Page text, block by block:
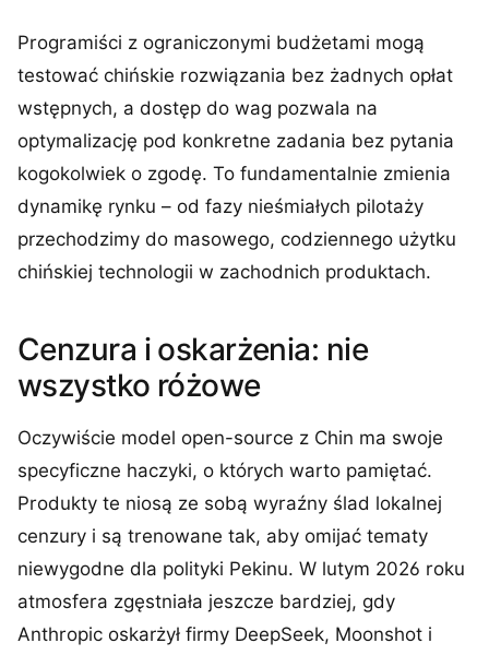
Programiści z ograniczonymi budżetami mogą
testować chińskie rozwiązania bez żadnych opłat
wstępnych, a dostęp do wag pozwala na
optymalizację pod konkretne zadania bez pytania
kogokolwiek o zgodę. To fundamentalnie zmienia
dynamikę rynku – od fazy nieśmiałych pilotaży
przechodzimy do masowego, codziennego użytku
chińskiej technologii w zachodnich produktach.
Cenzura i oskarżenia: nie
wszystko różowe
Oczywiście model open-source z Chin ma swoje
specyficzne haczyki, o których warto pamiętać.
Produkty te niosą ze sobą wyraźny ślad lokalnej
cenzury i są trenowane tak, aby omijać tematy
niewygodne dla polityki Pekinu. W lutym 2026 roku
atmosfera zgęstniała jeszcze bardziej, gdy
Anthropic oskarżył firmy DeepSeek, Moonshot i